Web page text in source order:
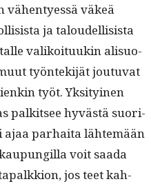
vähen­tyessä väkeä
ja taloudel­li­sista
valikoituukin alisuo­
työn­tek­i­jät joutu­vat
työt. Yksi­tyi­nen
palk­it­see hyvästä suo­ri­
ajaa parhai­ta lähtemään
voit saa­da
jos teet kah­